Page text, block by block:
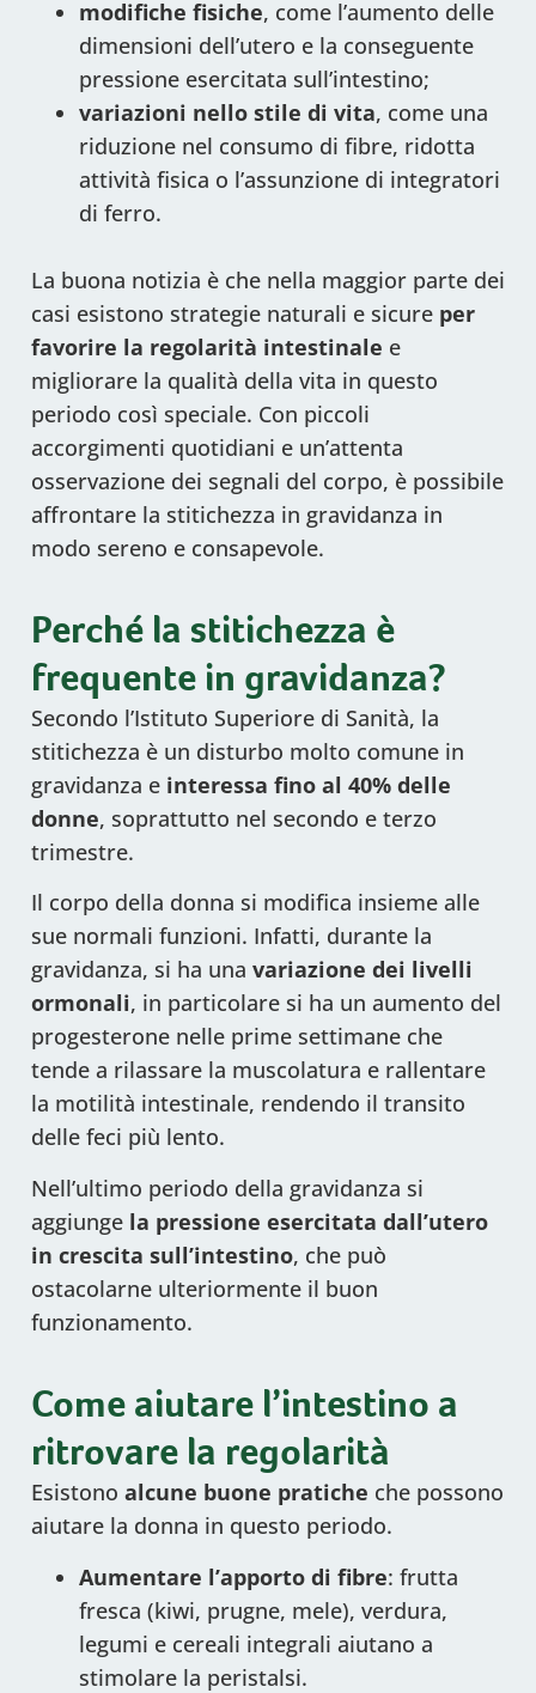
modifiche fisiche, come l’aumento delle
dimensioni dell’utero e la conseguente
pressione esercitata sull’intestino;
variazioni nello stile di vita, come una
riduzione nel consumo di fibre, ridotta
attività fisica o l’assunzione di integratori
di ferro.
La buona notizia è che nella maggior parte dei
casi esistono strategie naturali e sicure per
favorire la regolarità intestinale e
migliorare la qualità della vita in questo
periodo così speciale. Con piccoli
accorgimenti quotidiani e un’attenta
osservazione dei segnali del corpo, è possibile
affrontare la stitichezza in gravidanza in
modo sereno e consapevole.
Perché la stitichezza è
frequente in gravidanza?
Secondo l’Istituto Superiore di Sanità, la
stitichezza è un disturbo molto comune in
gravidanza e interessa fino al 40% delle
donne, soprattutto nel secondo e terzo
trimestre.
Il corpo della donna si modifica insieme alle
sue normali funzioni. Infatti, durante la
gravidanza, si ha una variazione dei livelli
ormonali, in particolare si ha un aumento del
progesterone nelle prime settimane che
tende a rilassare la muscolatura e rallentare
la motilità intestinale, rendendo il transito
delle feci più lento.
Nell’ultimo periodo della gravidanza si
aggiunge la pressione esercitata dall’utero
in crescita sull’intestino, che può
ostacolarne ulteriormente il buon
funzionamento.
Come aiutare l’intestino a
ritrovare la regolarità
Esistono alcune buone pratiche che possono
aiutare la donna in questo periodo.
Aumentare l’apporto di fibre: frutta
fresca (kiwi, prugne, mele), verdura,
legumi e cereali integrali aiutano a
stimolare la peristalsi.